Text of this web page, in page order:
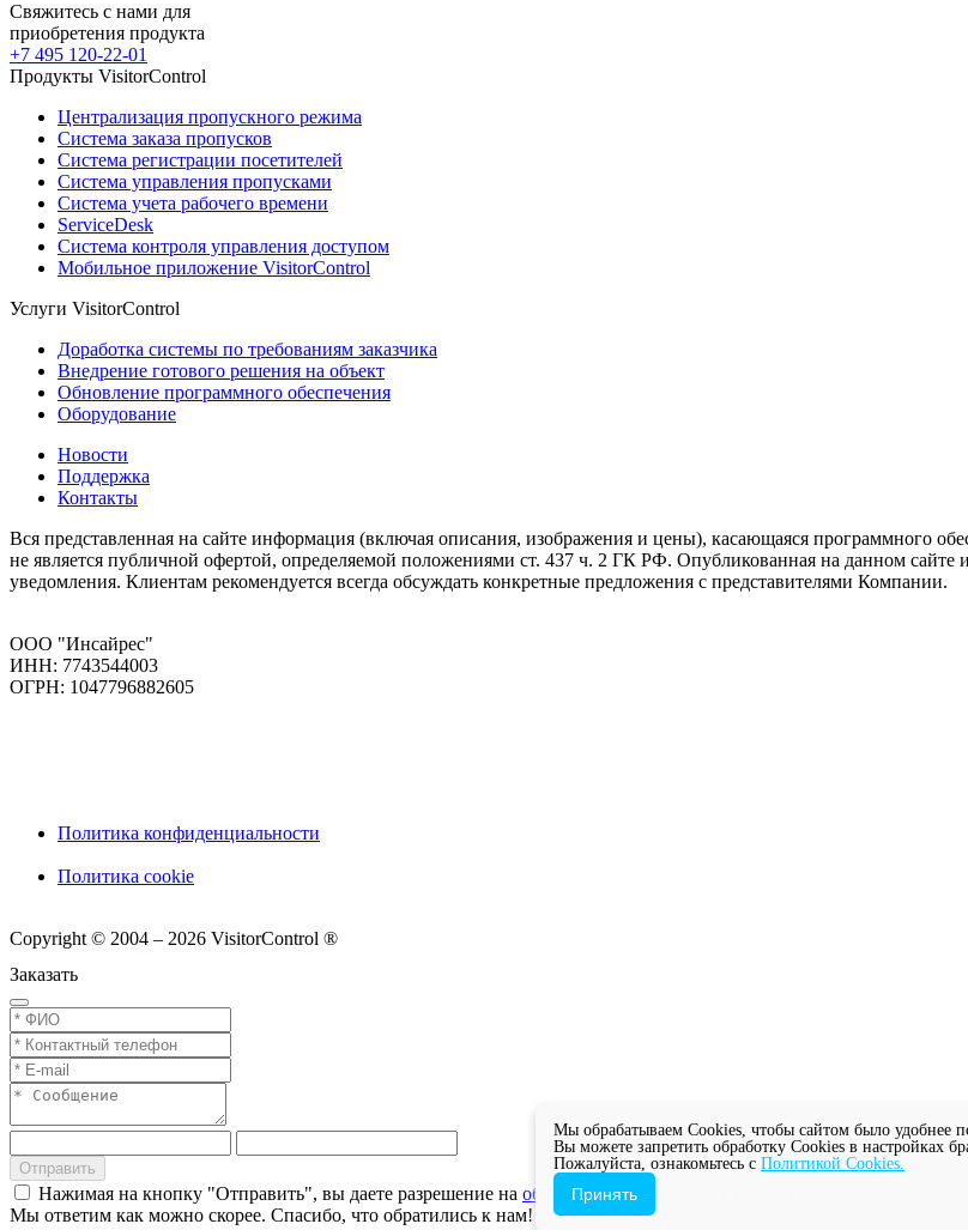
Свяжитесь с нами для
приобретения продукта
+7 495 120-22-01
Продукты VisitorControl
Централизация пропускного режима
Система заказа пропусков
Система регистрации посетителей
Система управления пропусками
Система учета рабочего времени
ServiceDesk
Система контроля управления доступом
Мобильное приложение VisitorControl
Услуги VisitorControl
Доработка системы по требованиям заказчика
Внедрение готового решения на объект
Обновление программного обеспечения
Оборудование
Новости
Поддержка
Контакты
Вся представленная на сайте информация (включая описания, изображения и цены), касающаяся программного
не является публичной офертой, определяемой положениями ст. 437 ч. 2 ГК РФ. Опубликованная на данном
уведомления. Клиентам рекомендуется всегда обсуждать конкретные предложения с представителями Компании.
ООО "Инсайрес"
ИНН: 7743544003
ОГРН: 1047796882605
Политика конфиденциальности
Политика cookie
Copyright © 2004 – 2026 VisitorControl ®
Заказать
Отправить
Нажимая на кнопку "Отправить", вы даете разрешение на обработку персональных данных
Мы ответим как можно скорее. Спасибо, что обратились к нам!
Мы обрабатываем Cookies, чтобы сайтом было удобнее
Вы можете запретить обработку Cookies в настройках
Пожалуйста, ознакомьтесь с Политикой Cookies.
Принять